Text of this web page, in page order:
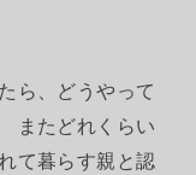
ら、どうやって
またどれくらい
て暮らす親と認